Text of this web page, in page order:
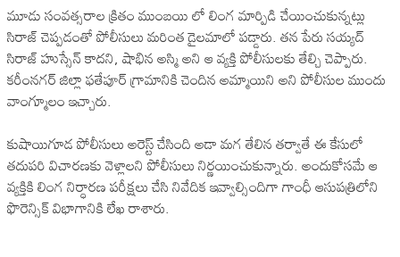
మూడు సంవత్సరాల క్రితం ముంబయి లో లింగ మార్పిడి చేయించుకున్నట్లు
సిరాజ్ చెప్పడంతో పోలీసులు మరింత డైలమాలో పడ్డారు. తన పేరు సయ్యద్
సిరాజ్ హుస్సేన్ కాదని, షాభిన అస్మి అని ఆ వ్యక్తి పోలీసులకు తేల్చి చెప్పారు.
కరీంనగర్ జిల్లా ఫతేపూర్ గ్రామానికి చెందిన అమ్మాయిని అని పోలీసుల ముందు
వాంగ్మూలం ఇచ్చారు.
కుషాయిగూడ పోలీసులు అరెస్ట్ చేసింది అడా మగ తేలిన తర్వాతే ఈ కేసులో
తదుపరి విచారణకు వెళ్లాలని పోలీసులు నిర్ణయించుకున్నారు. అందుకోసమే ఆ
వ్యక్తికి లింగ నిర్ధారణ పరీక్షలు చేసి నివేదిక ఇవ్వాల్సిందిగా గాంధీ ఆసుపత్రిలోని
ఫొరెన్సిక్ విభాగానికి లేఖ రాశారు.